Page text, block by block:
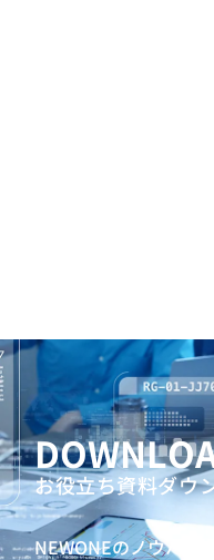
お役立ち資料ダウ
NEWONEのノウハウ